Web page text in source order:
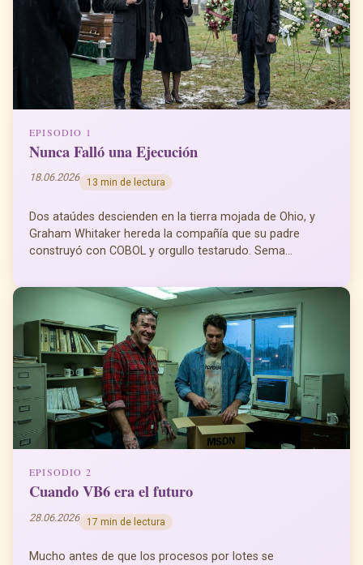
EPISODIO 1
Nunca Falló una Ejecución
18.06.2026 13 min de lectura
Dos ataúdes descienden en la tierra mojada de Ohio, y
Graham Whitaker hereda la compañía que su padre
construyó con COBOL y orgullo testarudo. Sema...
EPISODIO 2
Cuando VB6 era el futuro
28.06.2026 17 min de lectura
Mucho antes de que los procesos por lotes se